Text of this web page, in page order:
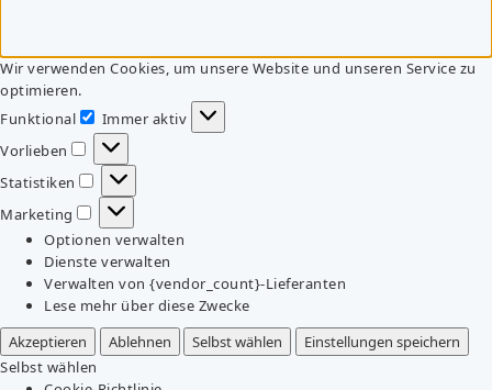
Wir verwenden Cookies, um unsere Website und unseren Service zu
optimieren.
Funktional
Funktional
Immer aktiv
Vorlieben
Vorlieben
Statistiken
Statistiken
Marketing
Marketing
Optionen verwalten
Dienste verwalten
Verwalten von {vendor_count}-Lieferanten
Lese mehr über diese Zwecke
Akzeptieren
Ablehnen Selbst wählen
Einstellungen speichern
Selbst wählen